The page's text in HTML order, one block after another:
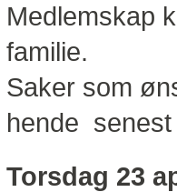
Medlemskap
familie.
Saker som
hende
Torsdag 23